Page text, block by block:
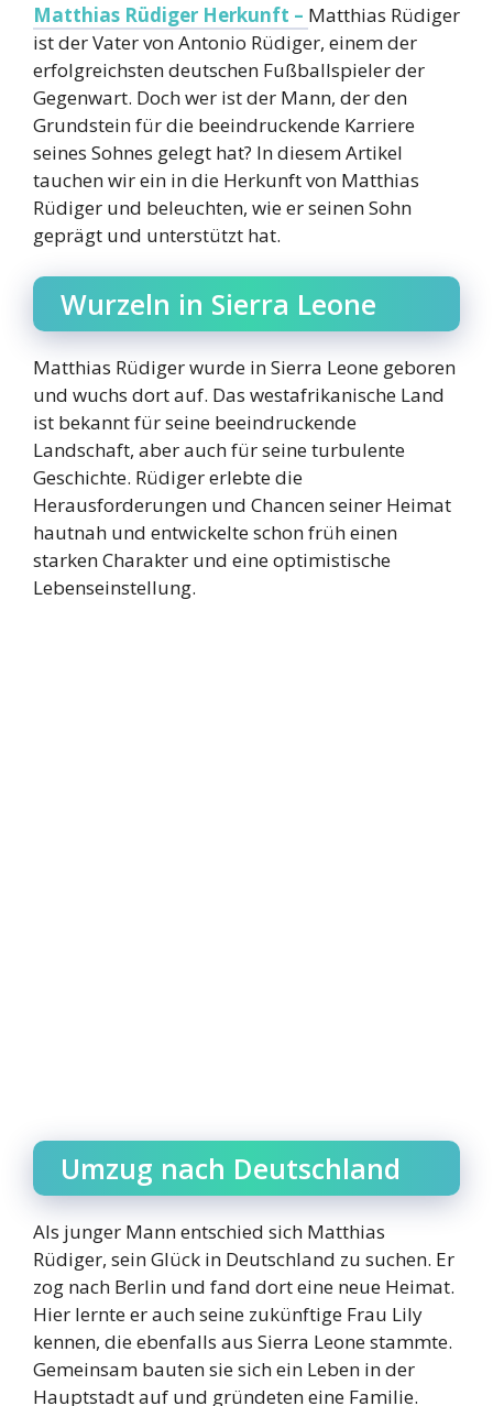
Matthias Rüdiger Herkunft – Matthias Rüdiger
ist der Vater von Antonio Rüdiger, einem der
erfolgreichsten deutschen Fußballspieler der
Gegenwart. Doch wer ist der Mann, der den
Grundstein für die beeindruckende Karriere
seines Sohnes gelegt hat? In diesem Artikel
tauchen wir ein in die Herkunft von Matthias
Rüdiger und beleuchten, wie er seinen Sohn
geprägt und unterstützt hat.
Wurzeln in Sierra Leone
Matthias Rüdiger wurde in Sierra Leone geboren
und wuchs dort auf. Das westafrikanische Land
ist bekannt für seine beeindruckende
Landschaft, aber auch für seine turbulente
Geschichte. Rüdiger erlebte die
Herausforderungen und Chancen seiner Heimat
hautnah und entwickelte schon früh einen
starken Charakter und eine optimistische
Lebenseinstellung.
Umzug nach Deutschland
Als junger Mann entschied sich Matthias
Rüdiger, sein Glück in Deutschland zu suchen. Er
zog nach Berlin und fand dort eine neue Heimat.
Hier lernte er auch seine zukünftige Frau Lily
kennen, die ebenfalls aus Sierra Leone stammte.
Gemeinsam bauten sie sich ein Leben in der
Hauptstadt auf und gründeten eine Familie.